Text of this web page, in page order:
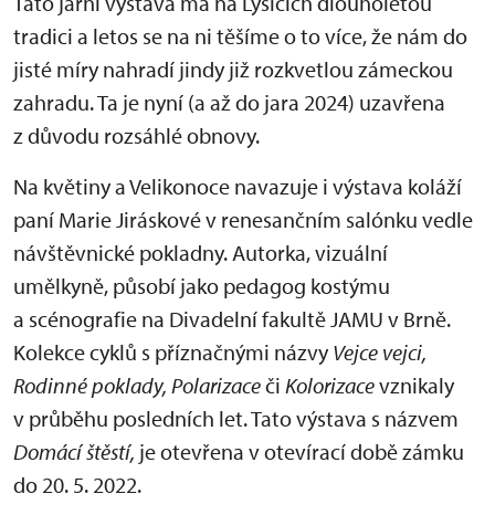
tradici a letos se na ni těšíme o to více, že nám do
jisté míry nahradí jindy již rozkvetlou zámeckou
zahradu. Ta je nyní (a až do jara 2024) uzavřena
z důvodu rozsáhlé obnovy.
Na květiny a Velikonoce navazuje i výstava koláží
paní Marie Jiráskové v renesančním salónku vedle
návštěvnické pokladny. Autorka, vizuální
umělkyně, působí jako pedagog kostýmu
a scénografie na Divadelní fakultě JAMU v Brně.
Kolekce cyklů s příznačnými názvy Vejce vejci,
Rodinné poklady, Polarizaceči Kolorizacevznikaly
v průběhu posledních let. Tato výstava s názvem
Domácí štěstí, je otevřena v otevírací době zámku
do 20. 5. 2022.